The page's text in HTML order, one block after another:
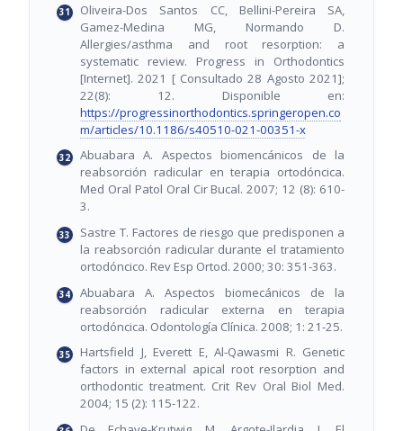
Oliveira-Dos Santos CC, Bellini-Pereira SA,
Gamez-Medina MG, Normando D.
Allergies/asthma and root resorption: a
systematic review. Progress in Orthodontics
[Internet]. 2021 [ Consultado 28 Agosto 2021];
22(8): 12. Disponible en:
https://progressinorthodontics.springeropen.co
m/articles/10.1186/s40510-021-00351-x
Abuabara A. Aspectos biomencánicos de la
reabsorción radicular en terapia ortodóncica.
Med Oral Patol Oral Cir Bucal. 2007; 12 (8): 610-
3.
Sastre T. Factores de riesgo que predisponen a
la reabsorción radicular durante el tratamiento
ortodóncico. Rev Esp Ortod. 2000; 30: 351-363.
Abuabara A. Aspectos biomecánicos de la
reabsorción radicular externa en terapia
ortodóncica. Odontología Clínica. 2008; 1: 21-25.
Hartsfield J, Everett E, Al-Qawasmi R. Genetic
factors in external apical root resorption and
orthodontic treatment. Crit Rev Oral Biol Med.
2004; 15 (2): 115-122.